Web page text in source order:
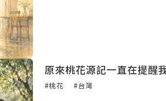
原來桃花源記一直在提醒
#桃花 #台灣